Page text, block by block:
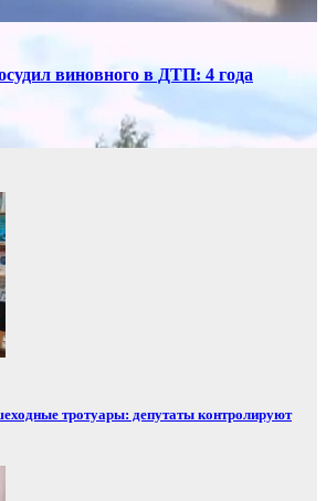
виновного в ДТП: 4 года
тротуары: депутаты контролируют